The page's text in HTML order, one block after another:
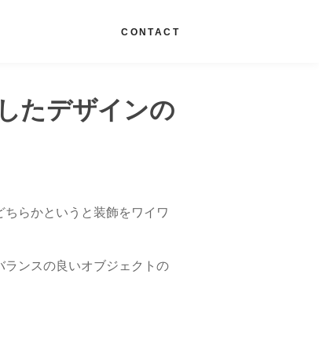
CONTACT
たデザインの
らかというと装飾をワイワ
ンスの良いオブジェクトの